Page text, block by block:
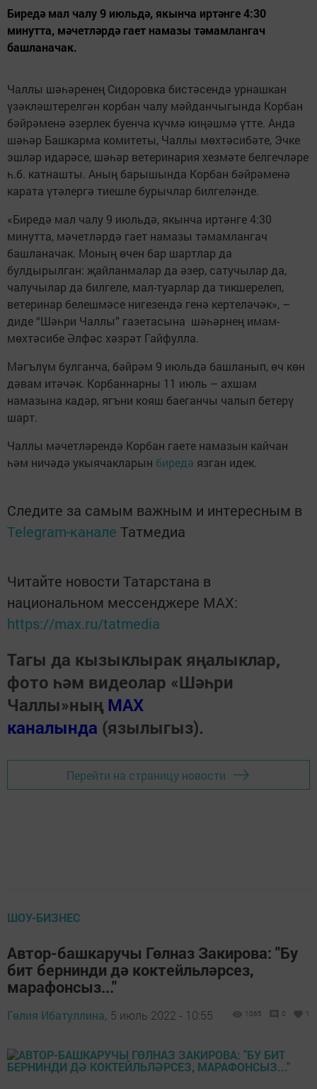
Биредә мал чалу 9 июльдә, якынча иртәнге 4:30
минутта, мәчетләрдә гает намазы тәмамлангач
башланачак.
Чаллы шәһәренең Сидоровка бистәсендә урнашкан
үзәкләштерелгән корбан чалу мәйданчыгында Корбан
бәйрәменә әзерлек буенча күчмә киңәшмә үтте. Анда
шәһәр Башкарма комитеты, Чаллы мөхтәсибәте, Эчке
эшләр идарәсе, шәһәр ветеринария хезмәте белгечләре
һ.б. катнашты. Аның барышында Корбан бәйрәменә
карата үтәлергә тиешле бурычлар билгеләнде.
«Биредә мал чалу 9 июльдә, якынча иртәнге 4:30
минутта, мәчетләрдә гает намазы тәмамлангач
башланачак. Моның өчен бар шартлар да
булдырылган: җайланмалар да әзер, сатучылар да,
чалучылар да билгеле, мал-туарлар да тикшерелеп,
ветеринар белешмәсе нигезендә генә кертеләчәк», –
диде “Шәһри Чаллы” газетасына шәһәрнең имам-
мөхтәсибе Әлфәс хәзрәт Гайфулла.
Мәгълүм булганча, бәйрәм 9 июльдә башланып, өч көн
дәвам итәчәк. Корбаннарны 11 июль – ахшам
намазына кадәр, ягъни кояш баеганчы чалып бетерү
шарт.
Чаллы мәчетләрендә Корбан гаете намазын кайчан
һәм ничәдә укыячакларын биредә язган идек.
Следите за самым важным и интересным в
Telegram-канале Татмедиа
Читайте новости Татарстана в
национальном мессенджере MАХ:
https://max.ru/tatmedia
Тагы да кызыклырак яңалыклар,
фото һәм видеолар «Шәһри
Чаллы»ның MAX
каналында (язылыгыз).
Перейти на страницу новости
ШОУ-БИЗНЕС
Автор-башкаручы Гөлназ Закирова: "Бу
бит бернинди дә коктейльләрсез,
марафонсыз..."
Гөлия Ибатуллина, 5 июль 2022 - 10:55 1065 0 1